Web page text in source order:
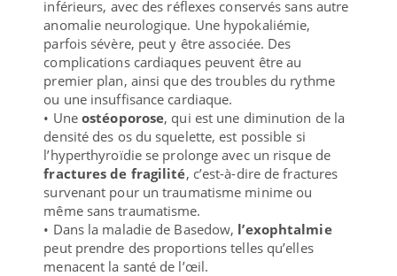
inférieurs, avec des réflexes conservés sans autre
anomalie neurologique. Une hypokaliémie,
parfois sévère, peut y être associée. Des
complications cardiaques peuvent être au
premier plan, ainsi que des troubles du rythme
ou une insuffisance cardiaque.
• Une ostéoporose, qui est une diminution de la
densité des os du squelette, est possible si
l’hyperthyroïdie se prolonge avec un risque de
fractures de fragilité, c’est-à-dire de fractures
survenant pour un traumatisme minime ou
même sans traumatisme.
• Dans la maladie de Basedow, l’exophtalmie
peut prendre des proportions telles qu’elles
menacent la santé de l’œil.